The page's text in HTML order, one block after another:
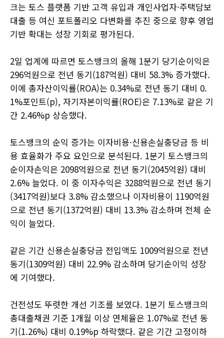
크는 토스 플랫폼 기반 고객 유입과 개인사업자·주택담보
대출 등 여신 포트폴리오 다변화를 추진 중으로 향후 영업
기반 확대는 성장 기회로 평가된다.
2일 업계에 따르면 토스뱅크의 올해 1분기 당기순이익은
296억원으로 전년 동기(187억원) 대비 58.3% 증가했다.
이에 총자산이익률(ROA)는 0.34%로 전년 동기 대비 0.
1%포인트(p), 자기자본이익률(ROE)은 7.13%로 같은 기
간 2.46%p 상승했다.
토스뱅크의 순익 증가는 이자비용·신용손실충당금 등 비
용 효율화가 주요 요인으로 분석된다. 1분기 토스뱅크의
순이자손익은 2098억원으로 전년 동기(2045억원) 대비
2.6% 늘었다. 이 중 이자수익은 3288억원으로 전년 동기
(3417억원)보다 3.8% 감소했으나 이자비용이 1190억원
으로 전년 동기(1372억원) 대비 13.3% 감소하며 전체 순
익이 늘었다.
같은 기간 신용손실충당금 전입액도 1009억원으로 전년
동기(1309억원) 대비 22.9% 감소하며 당기순이익 성장
에 기여했다.
건전성도 뚜렷한 개선 기조를 보였다. 1분기 토스뱅크의
총대출채권 기준 1개월 이상 연체율은 1.07%로 전년 동
기(1.26%) 대비 0.19%p 하락했다. 같은 기간 고정이하